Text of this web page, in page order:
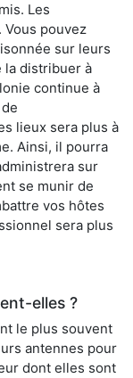
Les
pouvez
sur leurs
la distribuer à
continue à
lieux sera plus à
Ainsi, il pourra
sur
se munir de
vos hôtes
sera plus
elles ?
le plus souvent
antennes pour
dont elles sont